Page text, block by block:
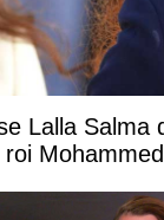
Lalla Salma